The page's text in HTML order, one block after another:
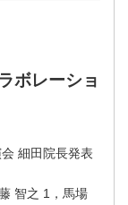
ボレーショ
細田院長発表
智之 1，馬場